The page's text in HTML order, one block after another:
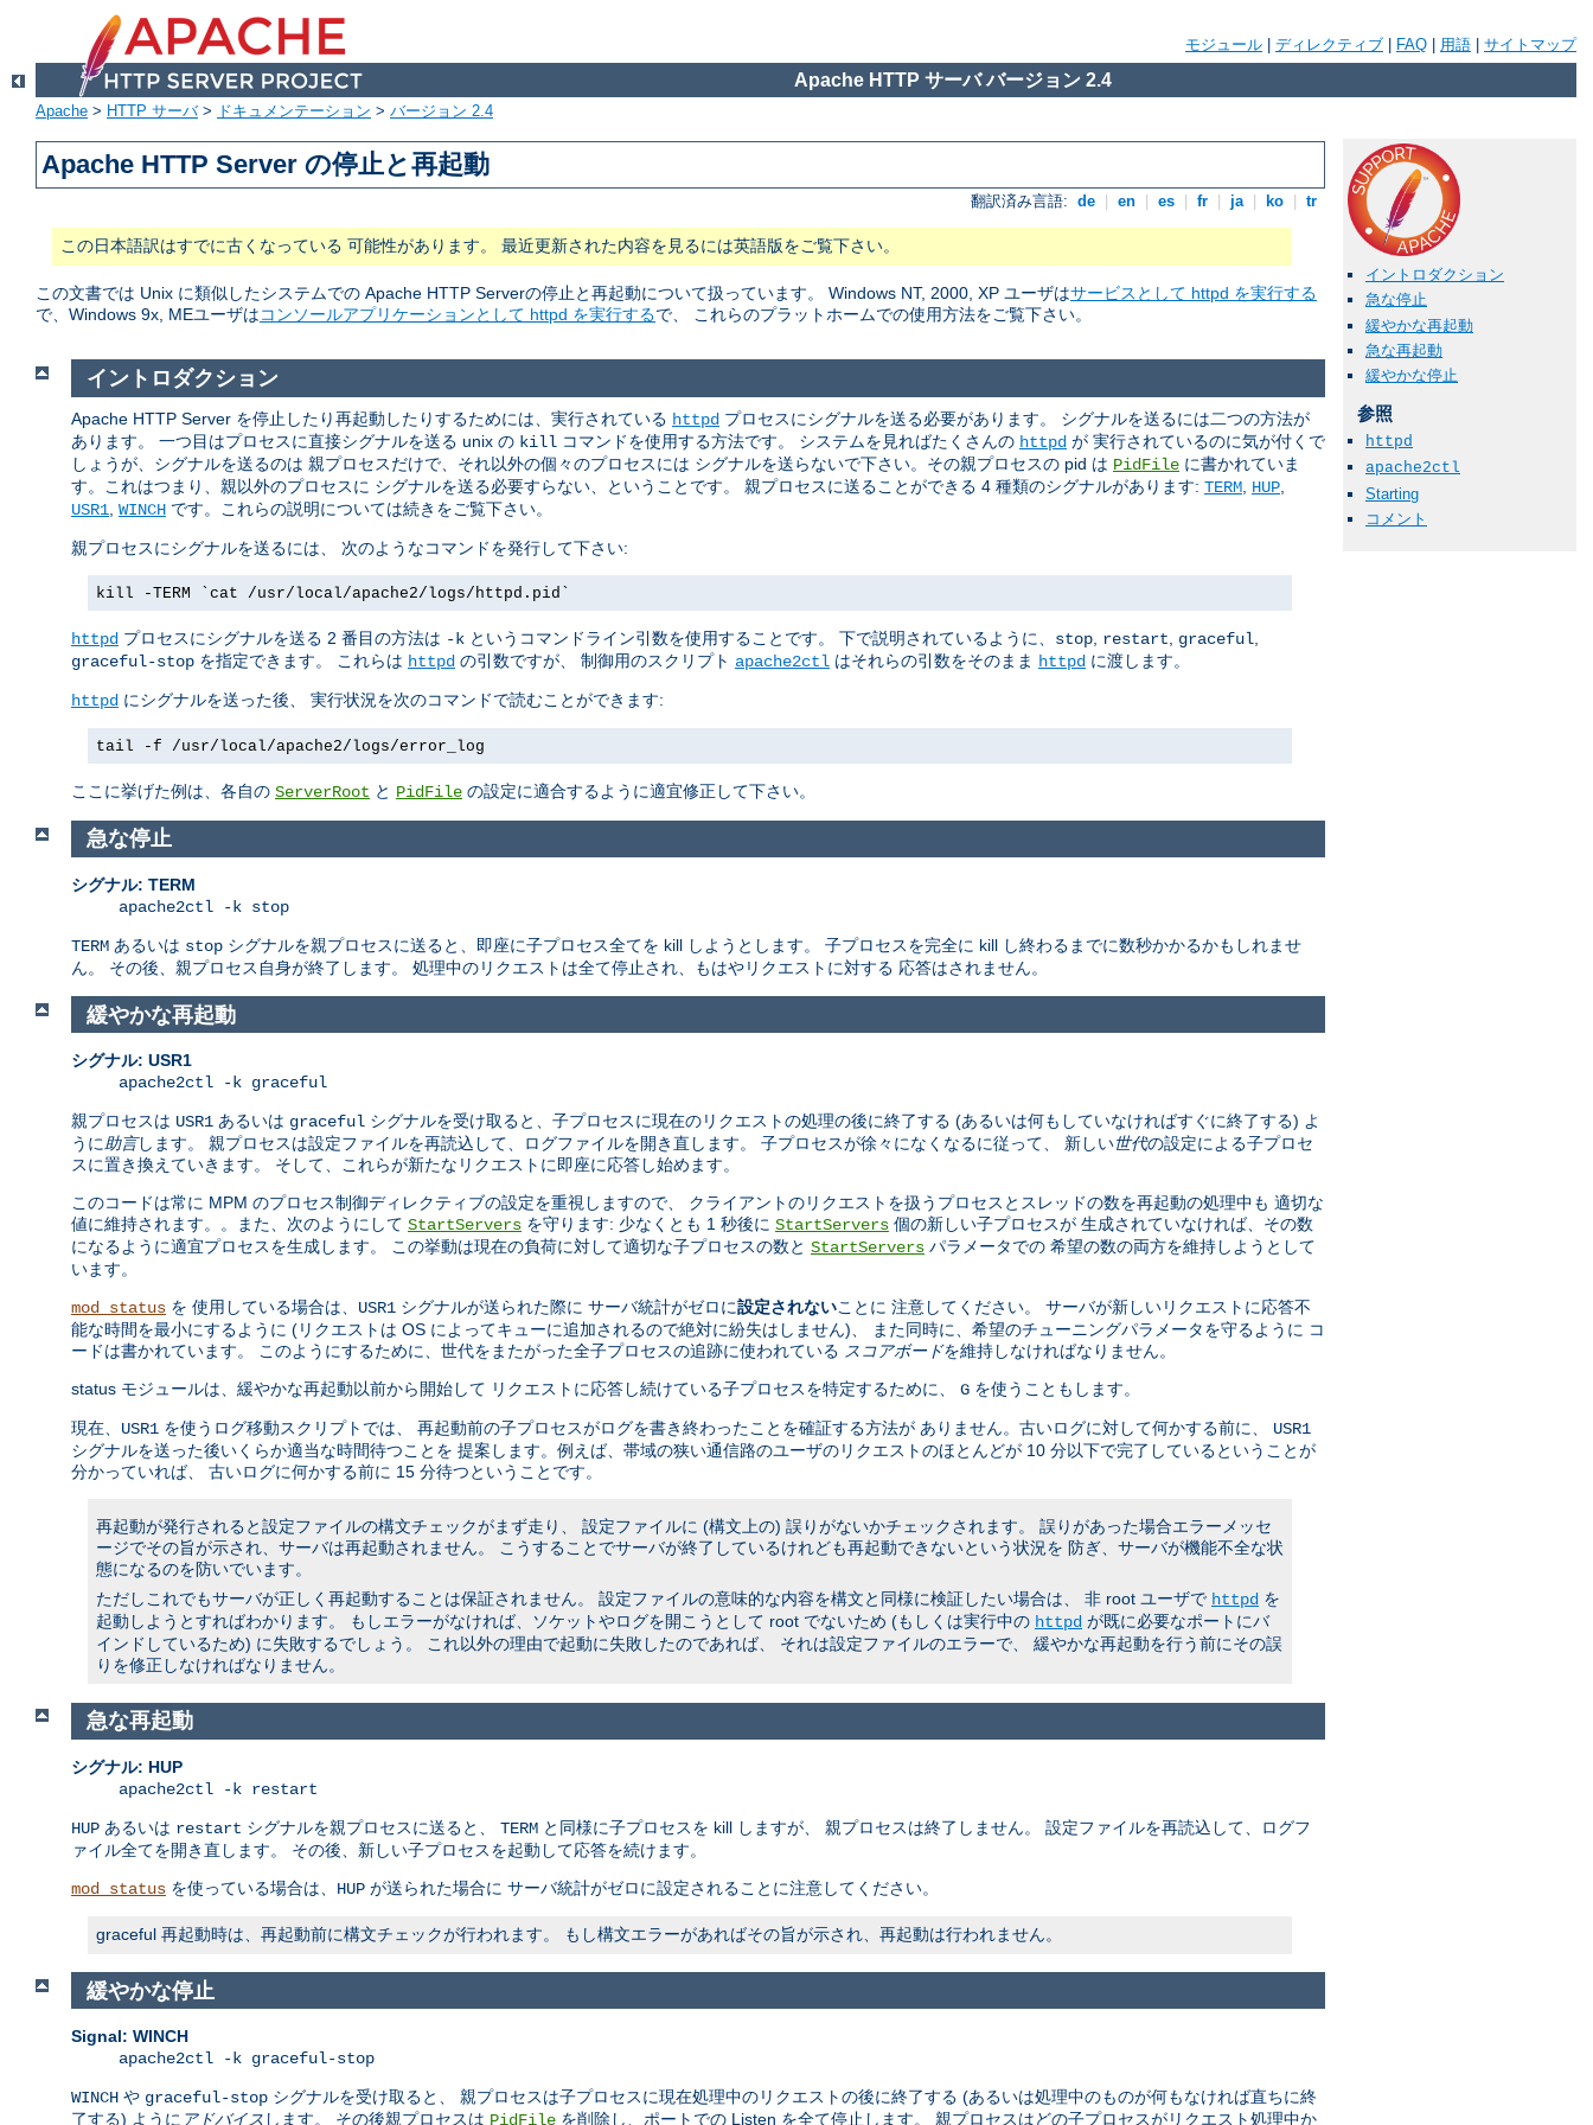
モジュール ディレクティブ FAQ 用語 サイトマップ
Apache HTTP サーバ バージョン 2.4
Apache > HTTP サーバ> ドキュメンテーション > バージョン 2.4
Apache HTTP Server の停止と再起動
翻訳済み言語: de en es fr ja ko tr
この日本語訳はすでに古くなっている 可能性があります。 最近更新された内容を見るには英語版をご覧下さい。
この文書では Unix に類似したシステムでの Apache HTTP Serverの停止と再起動について扱っています。 Windows NT, 2000, XP ユーザはサービスとして httpd を実行する
で、Windows 9x, MEユーザはコンソールアプリケーションとして httpd を実行するで、 これらのプラットホームでの使用方法をご覧下さい。
イントロダクション
急な停止
緩やかな再起動
急な再起動
緩やかな停止
参照
httpd
apache2ctl
Starting
コメント
イントロダクション
Apache HTTP Server を停止したり再起動したりするためには、実行されている httpd プロセスにシグナルを送る必要があります。 シグナルを送るには二つの方法が
あります。 一つ目はプロセスに直接シグナルを送る unix の kill コマンドを使用する方法です。 システムを見ればたくさんの httpd が 実行されているのに気が付くで
しょうが、シグナルを送るのは 親プロセスだけで、それ以外の個々のプロセスには シグナルを送らないで下さい。その親プロセスの pid は PidFile に書かれていま
す。これはつまり、親以外のプロセスに シグナルを送る必要すらない、ということです。 親プロセスに送ることができる 4 種類のシグナルがあります: TERM HUP
USR1 WINCH です。これらの説明については続きをご覧下さい。
親プロセスにシグナルを送るには、 次のようなコマンドを発行して下さい:
kill -TERM `cat /usr/local/apache2/logs/httpd.pid`
httpd プロセスにシグナルを送る 2 番目の方法は -k というコマンドライン引数を使用することです。 下で説明されているように、 stop restart graceful
graceful-stop を指定できます。 これらは httpd の引数ですが、 制御用のスクリプト apache2ctl はそれらの引数をそのまま httpd に渡します。
httpd にシグナルを送った後、 実行状況を次のコマンドで読むことができます:
tail -f /usr/local/apache2/logs/error_log
ここに挙げた例は、各自の ServerRoot と PidFile の設定に適合するように適宜修正して下さい。
急な停止
シグナル: TERM
apache2ctl -k stop
TERM あるいは stop シグナルを親プロセスに送ると、即座に子プロセス全てを kill しようとします。 子プロセスを完全に kill し終わるまでに数秒かかるかもしれませ
ん。 その後、親プロセス自身が終了します。 処理中のリクエストは全て停止され、もはやリクエストに対する 応答はされません。
緩やかな再起動
シグナル: USR1
apache2ctl -k graceful
親プロセスは USR1 あるいは graceful シグナルを受け取ると、子プロセスに現在のリクエストの処理の後に終了する (あるいは何もしていなければすぐに終了する) よ
うに助言します。 親プロセスは設定ファイルを再読込して、ログファイルを開き直します。 子プロセスが徐々になくなるに従って、 新しい世代の設定による子プロセ
スに置き換えていきます。 そして、これらが新たなリクエストに即座に応答し始めます。
このコードは常に MPM のプロセス制御ディレクティブの設定を重視しますので、 クライアントのリクエストを扱うプロセスとスレッドの数を再起動の処理中も 適切な
値に維持されます。。また、次のようにして StartServers を守ります: 少なくとも 1 秒後に StartServers 個の新しい子プロセスが 生成されていなければ、その数
になるように適宜プロセスを生成します。 この挙動は現在の負荷に対して適切な子プロセスの数と StartServers パラメータでの 希望の数の両方を維持しようとして
います。
mod_status を 使用している場合は、 USR1 シグナルが送られた際に サーバ統計がゼロに設定されないことに 注意してください。 サーバが新しいリクエストに応答不
能な時間を最小にするように (リクエストは OS によってキューに追加されるので絶対に紛失はしません)、 また同時に、希望のチューニングパラメータを守るように コ
ードは書かれています。 このようにするために、世代をまたがった全子プロセスの追跡に使われている スコアボードを維持しなければなりません。
status モジュールは、緩やかな再起動以前から開始して リクエストに応答し続けている子プロセスを特定するために、 G を使うこともします。
現在、 USR1 を使うログ移動スクリプトでは、 再起動前の子プロセスがログを書き終わったことを確証する方法が ありません。古いログに対して何かする前に、 USR1
シグナルを送った後いくらか適当な時間待つことを 提案します。例えば、帯域の狭い通信路のユーザのリクエストのほとんどが 10 分以下で完了しているということが
分かっていれば、 古いログに何かする前に 15 分待つということです。
再起動が発行されると設定ファイルの構文チェックがまず走り、 設定ファイルに (構文上の) 誤りがないかチェックされます。 誤りがあった場合エラーメッセ
ージでその旨が示され、サーバは再起動されません。 こうすることでサーバが終了しているけれども再起動できないという状況を 防ぎ、サーバが機能不全な状
態になるのを防いでいます。
ただしこれでもサーバが正しく再起動することは保証されません。 設定ファイルの意味的な内容を構文と同様に検証したい場合は、 非 root ユーザで httpd を
起動しようとすればわかります。 もしエラーがなければ、ソケットやログを開こうとして root でないため (もしくは実行中の httpd が既に必要なポートにバ
インドしているため) に失敗するでしょう。 これ以外の理由で起動に失敗したのであれば、 それは設定ファイルのエラーで、 緩やかな再起動を行う前にその誤
りを修正しなければなりません。
急な再起動
シグナル: HUP
apache2ctl -k restart
HUP あるいは restart シグナルを親プロセスに送ると、 TERM と同様に子プロセスを kill しますが、 親プロセスは終了しません。 設定ファイルを再読込して、ログフ
ァイル全てを開き直します。 その後、新しい子プロセスを起動して応答を続けます。
mod_status を使っている場合は、 HUP が送られた場合に サーバ統計がゼロに設定されることに注意してください。
graceful 再起動時は、再起動前に構文チェックが行われます。 もし構文エラーがあればその旨が示され、再起動は行われません。
緩やかな停止
Signal: WINCH
apache2ctl -k graceful-stop
WINCH や graceful-stop シグナルを受け取ると、 親プロセスは子プロセスに現在処理中のリクエストの後に終了する (あるいは処理中のものが何もなければ直ちに終
了する) ように アドバイス します。 その後親プロセスは PidFile を削除し、ポートでの Listen を全て停止します。 親プロセスはどの子プロセスがリクエスト処理中か